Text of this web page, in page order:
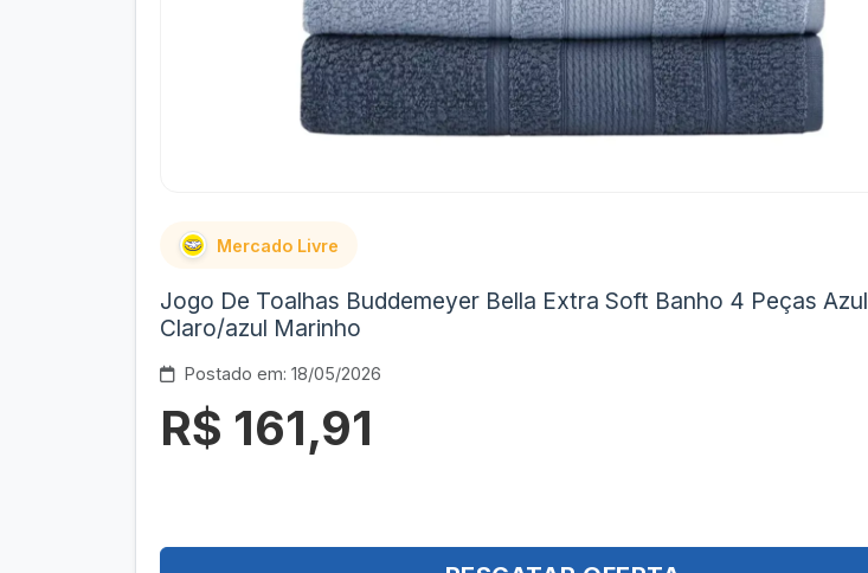
Mercado Livre
Jogo De Toalhas Buddemeyer Bella Extra Soft Banho 4 Peças Azul
Claro/azul Marinho
Postado em: 18/05/2026
R$ 161,91